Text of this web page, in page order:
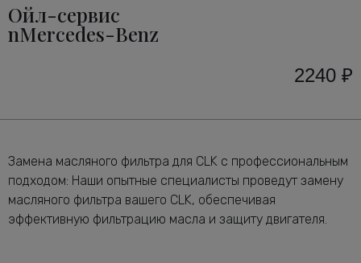
Ойл-сервис
nMercedes-Benz
2240 ₽
Замена масляного фильтра для CLK с профессиональным
подходом: Наши опытные специалисты проведут замену
масляного фильтра вашего CLK, обеспечивая
эффективную фильтрацию масла и защиту двигателя.